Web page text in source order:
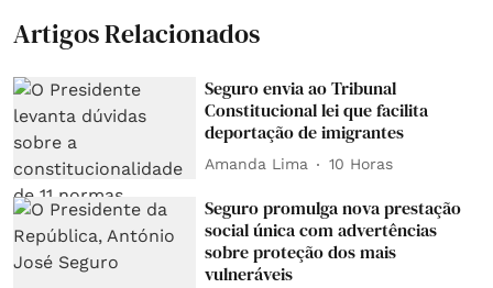
Artigos Relacionados
Seguro envia ao Tribunal
Constitucional lei que facilita
deportação de imigrantes
Amanda Lima 10 Horas
Seguro promulga nova prestação
social única com advertências
sobre proteção dos mais
vulneráveis